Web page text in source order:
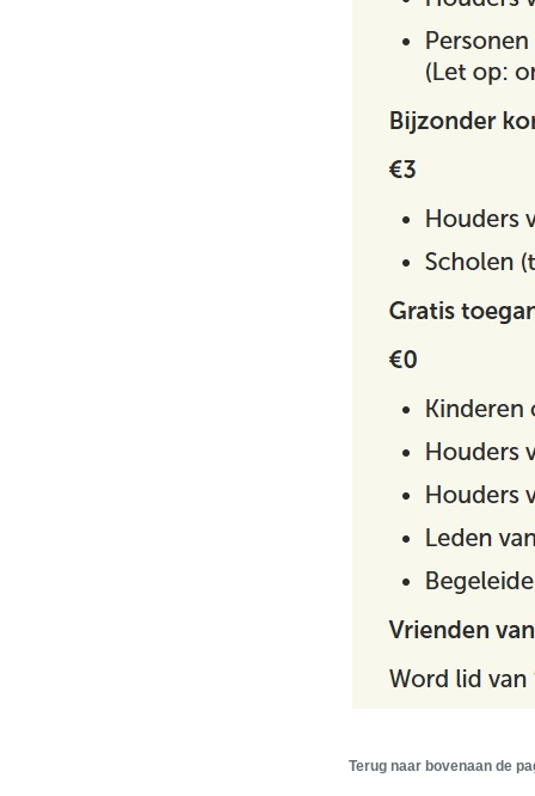
Terug naar bovenaan de